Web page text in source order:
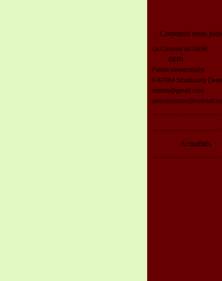
Comment nous
Le Courrier du GERI
GERI
Palais Universitaire
F-67084 Strasbourg
rstehly@gmail.com
Actualités